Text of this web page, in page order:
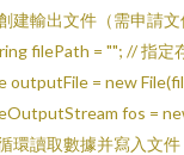
建輸出文件（需申請文
filePath = ""; // 指定
outputFile = new
fos =
環讀取數據并寫入文件